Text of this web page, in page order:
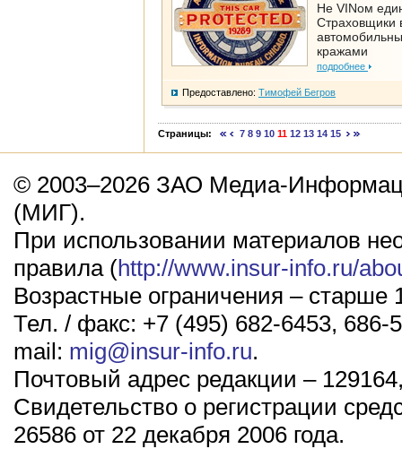
Не VINом
Страховщики
кражами
подробнее
Предоставлено: Тимофей Бегров
Страницы: 7 8 9 10 11 12 13 14 15
© 2003–2026 ЗАО Медиа-
(МИГ).
При использовании материалов
правила (http://www.insur-info.ru/
Возрастные ограничения – старше
Тел. / факс: +7 (495) 682-6453, 686-
mail: mig@insur-info.ru.
Почтовый адрес редакции –
Свидетельство о регистрации
26586 от 22 декабря 2006 года.